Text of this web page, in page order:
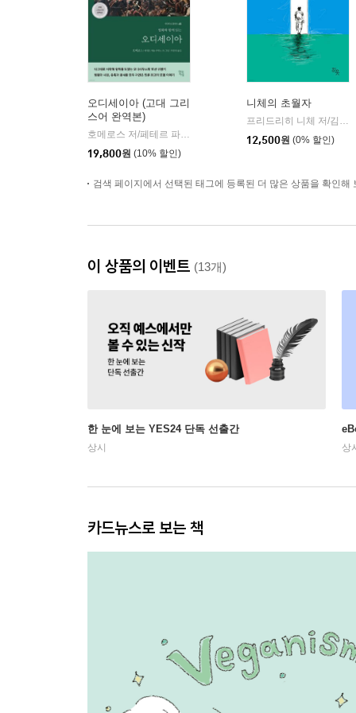
오디세이아 (고대 그리
스어 완역본)
| 현대지성
19,800원 (10% 할인)
니체의 초월자
12,500원 (0% 할인)
검색 페이지에서 선택된 태그에 등록된 더 많은 상품을 확인해
이 상품의 이벤트 (13개)
한 눈에 보는 YES24 단독 선출간
상시 상
카드뉴스로 보는 책